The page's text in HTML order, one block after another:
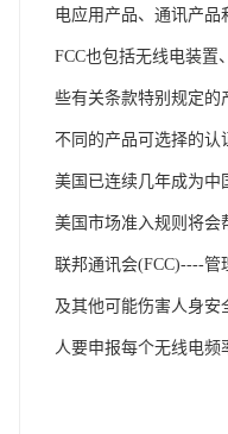
电应用产品、通讯产品
FCC也包括无线电装置
些有关条款特别规定的
不同的产品可选择的认
美国已连续几年成为中
美国市场准入规则将会
联邦通讯会(FCC)----管
及其他可能伤害人身安
人要申报每个无线电频